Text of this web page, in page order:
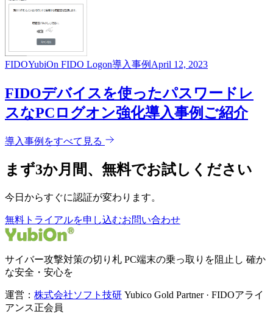
FIDOYubiOn FIDO Logon導入事例 April 12, 2023
FIDOデバイスを使ったパスワードレ
スなPCログオン強化導入事例ご紹介
導入事例をすべて見る
まず3か月間、無料でお試しください
今日からすぐに認証が変わります。
無料トライアルを申し込むお問い合わせ
サイバー攻撃対策の切り札 PC端末の乗っ取りを阻止し 確か
な安全・安心を
運営： 株式会社ソフト技研 Yubico Gold Partner · FIDOアライ
アンス正会員